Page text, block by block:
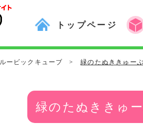
トップページ
ルービックキューブ > 緑のたぬききゅーぶ
緑のたぬききゅ